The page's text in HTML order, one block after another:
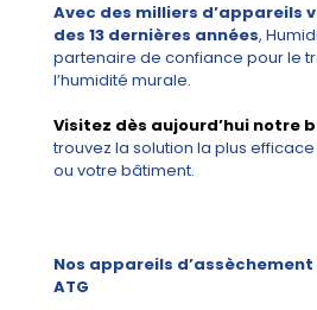
Avec des milliers d’appareils
des 13 dernières années,
partenaire de confiance pour le
l’humidité murale.
Visitez dès aujourd’hui notre
trouvez la solution la plus
ou votre bâtiment.
Nos appareils d’assèchement
ATG